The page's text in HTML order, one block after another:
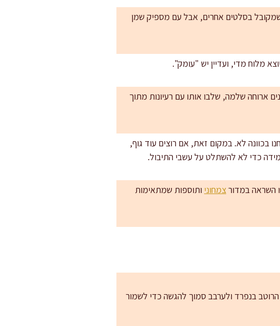
שמקובל בסלטים אחרים, אבל עם מספיק שמן
מלוח מדי, ועדיין יש "עומק".
ארוחה שלמה, שלבו אותו עם רעיונות מתוך
20–30 גרם בורגול קלוי? כאן אנחנו בכוונה לא. במקום זאת, אם רוצים עוד גוף,
השראה במדורצמחוני ותוספות שמתאימות
לשמור את הרוטב בנפרד ולערבב סמוך להגשה כדי לשמור